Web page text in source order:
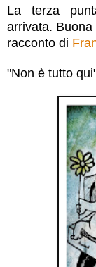
La terza
arrivata.
racconto di
"Non è tutto